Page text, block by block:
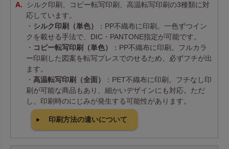
シルク印刷、コピー転写印刷、高温転写印刷の3種類に対
応しています。
・ シルク印刷（単色）
：PP不織布に印刷。一色ずつイン
クを載せる手法で、DIC・PANTONE指定が可能です。
・ コピー転写印刷（単色）
：PP不織布に印刷。フルカラ
ー印刷した図案を転写プレスでのせるため、必ずフチが出
ます。
・ 高温転写印刷（全面）
：PET不織布に印刷。フチなし印
刷が可能な商品もあり、細かいデザインにも対応。ただ
し、印刷時のにじみが発生する可能性があります。
印刷方法の違いについて